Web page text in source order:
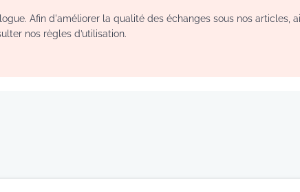
Afin d'améliorer la qualité des échanges sous nos articles,
nos règles d’utilisation.